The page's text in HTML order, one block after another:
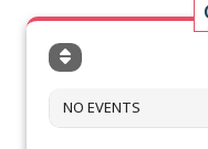
NO EVENTS